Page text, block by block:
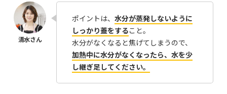
ポイントは、 水分が蒸発しないように
しっかり蓋をすること。
水分がなくなると焦げてしまうので、
加熱中に水分がなくなったら、水を少
し継ぎ足してください。